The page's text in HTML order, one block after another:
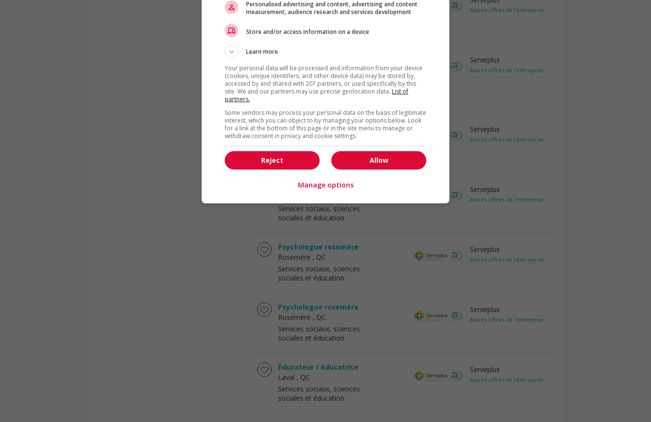
Salaberry-de-Valleyfield, QC
sociales et éducation
Autres offres de l'entreprise
de-valleyfield
Salaberry-de-Valleyfield, QC
Services sociaux, sciences
sociales et éducation
Servirplus
Autres offres de l'entreprise
Psychologue ou psychothérapeute
Rosemère, QC
Services sociaux, sciences
sociales et éducation
Servirplus
Autres offres de l'entreprise
Orthopédagogue
Services sociaux, sciences
sociales et éducation
Servirplus
Autres offres de l'entreprise
Psychologue rosemère
Rosemère , QC
Services sociaux, sciences
sociales et éducation
Servirplus
Autres offres de l'entreprise
Psychologue rosemère
Rosemère , QC
Services sociaux, sciences
sociales et éducation
Servirplus
Autres offres de l'entreprise
Éducateur / éducatrice
Laval , QC
Services sociaux, sciences
sociales et éducation
Servirplus
Autres offres de l'entreprise
Personalised advertising and content, advertising and content
measurement, audience research and services development
Store and/or access information on a device
Learn more
Your personal data will be processed and information from your device
(cookies, unique identifiers, and other device data) may be stored by,
accessed by and shared with 207 partners, or used specifically by this
site. We and our partners may use precise geolocation data. List of
partners.
Some vendors may process your personal data on the basis of legitimate
interest, which you can object to by managing your options below. Look
for a link at the bottom of this page or in the site menu to manage or
withdraw consent in privacy and cookie settings.
Allow
Reject
Manage options